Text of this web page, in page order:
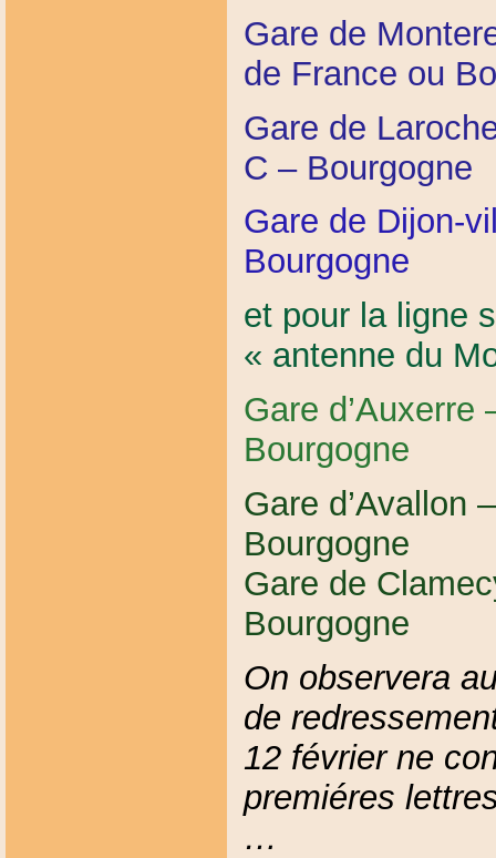
Gare de
de France ou
Gare de
C – Bourgogne
Gare de Dijon-
Bourgogne
et pour la ligne
« antenne du
Gare d’Auxerre
Bourgogne
Gare d’Avallon
Bourgogne
Gare de
Bourgogne
On observera
de
12 février ne
premiéres
…